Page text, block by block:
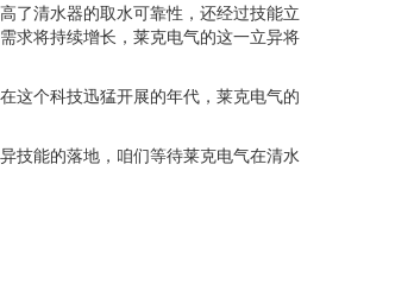
清水器的取水可靠性，还经过技能立
求将持续增长，莱克电气的这一立异将
个科技迅猛开展的年代，莱克电气的
能的落地，咱们等待莱克电气在清水